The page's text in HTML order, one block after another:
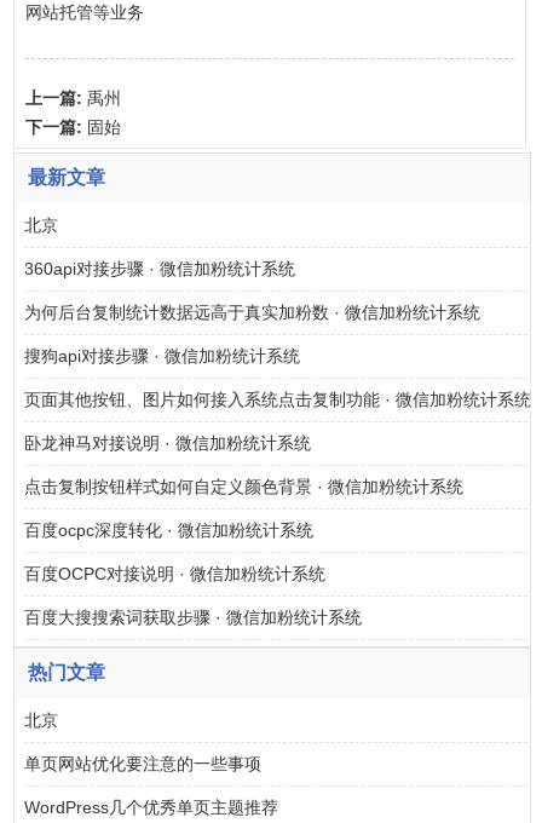
网站托管等业务
上一篇: 禹州
下一篇: 固始
最新文章
北京
360api对接步骤 · 微信加粉统计系统
为何后台复制统计数据远高于真实加粉数 · 微信加粉统计系统
搜狗api对接步骤 · 微信加粉统计系统
页面其他按钮、图片如何接入系统点击复制功能 · 微信加粉统计系统
卧龙神马对接说明 · 微信加粉统计系统
点击复制按钮样式如何自定义颜色背景 · 微信加粉统计系统
百度ocpc深度转化 · 微信加粉统计系统
百度OCPC对接说明 · 微信加粉统计系统
百度大搜搜索词获取步骤 · 微信加粉统计系统
热门文章
北京
单页网站优化要注意的一些事项
WordPress几个优秀单页主题推荐